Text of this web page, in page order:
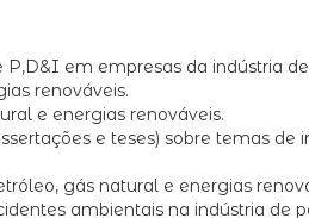
em empresas da indústria
renováveis.
e energias renováveis.
e teses) sobre temas de
gás natural e energias
ambientais na indústria de